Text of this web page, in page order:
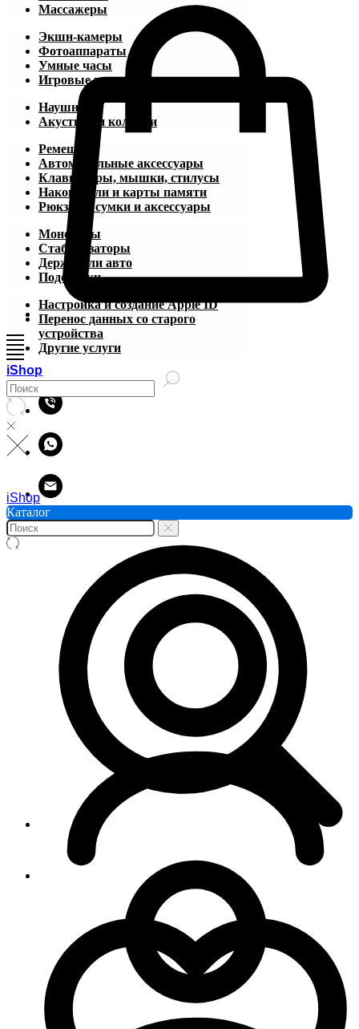
iShop
Массажеры
Экшн-камеры
Фотоаппараты
Умные часы
Игровые приставки
Наушники
Акустика и колонки
Ремешки
Автомобильные аксессуары
Клавиатуры, мышки, стилусы
Накопители и карты памяти
Рюкзаки, сумки и аксессуары
Моноподы
Стабилизаторы
Держатели авто
Подставки
Настройка и создание Apple ID
Перенос данных со старого
устройства
Другие услуги
iShop
Каталог